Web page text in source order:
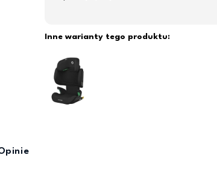
Inne warianty tego produktu: